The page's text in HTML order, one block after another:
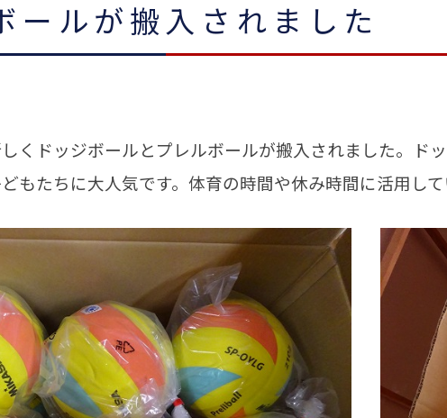
ールが搬入されました
くドッジボールとプレルボールが搬入されました。ド
もたちに大人気です。体育の時間や休み時間に活用して